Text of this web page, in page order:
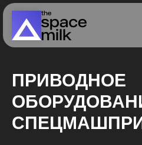
ПРИВОДНОЕ